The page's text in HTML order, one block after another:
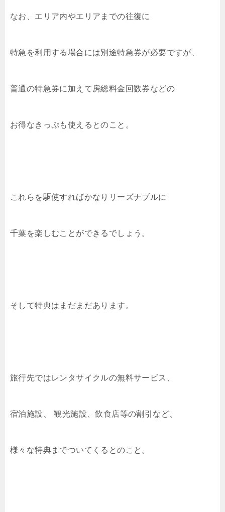
なお、エリア内やエリアまでの往復に
特急を利用する場合には別途特急券が必要ですが、
普通の特急券に加えて房総料金回数券などの
お得なきっぷも使えるとのこと。
これらを駆使すればかなりリーズナブルに
千葉を楽しむことができるでしょう。
そして特典はまだまだあります。
旅行先ではレンタサイクルの無料サービス、
宿泊施設、 観光施設、飲食店等の割引など、
様々な特典までついてくるとのこと。